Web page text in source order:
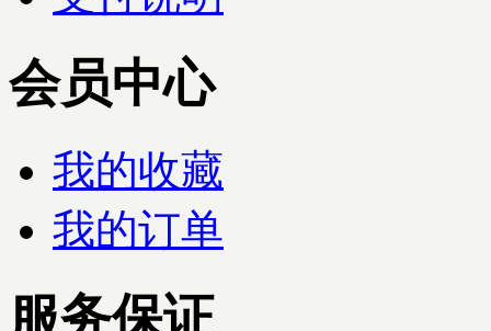
会员中心
我的收藏
我的订单
服务保证